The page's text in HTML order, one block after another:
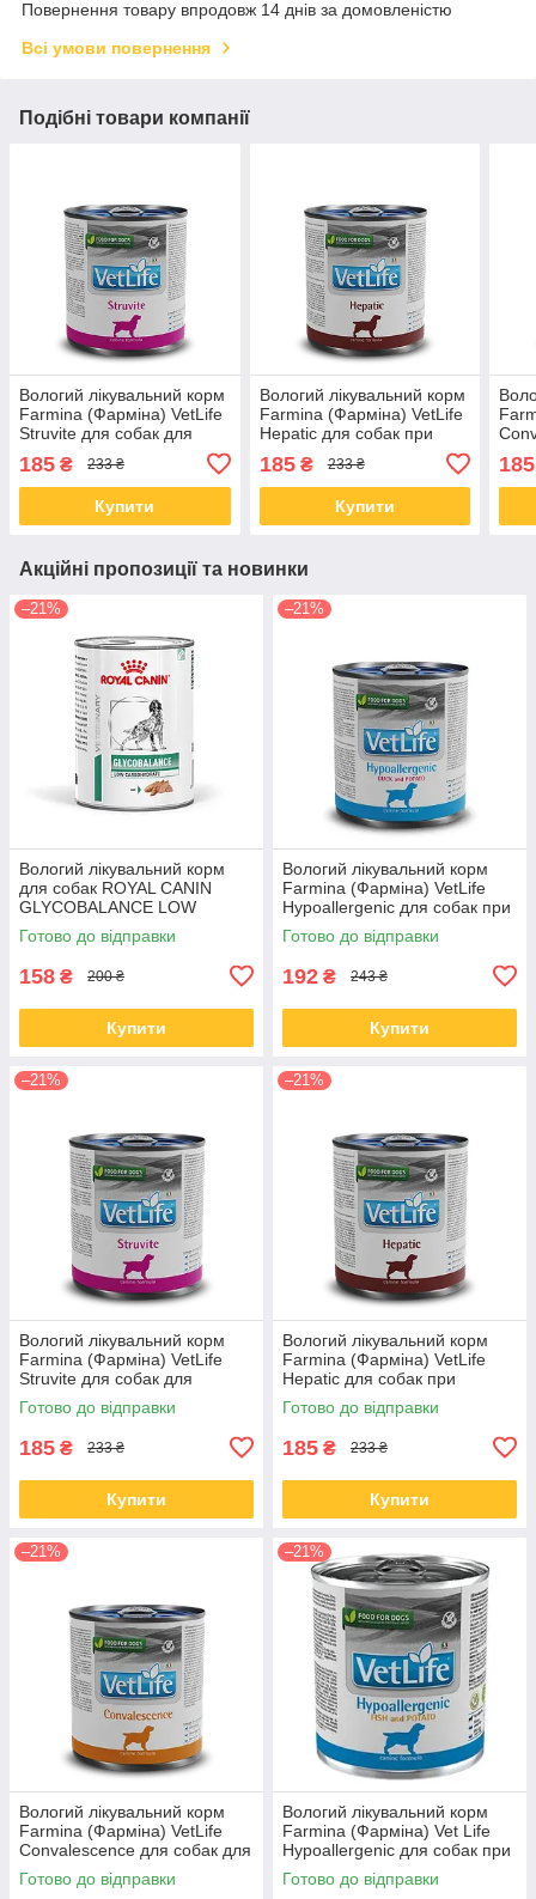
Повернення товару впродовж 14 днів за домовленістю
Всі умови повернення
Подібні товари компанії
Вологий лікувальний корм
Farmina (Фарміна) VetLife
Struvite для собак для
уролітів 300 гр
185 ₴ 233 ₴
Купити
Вологий лікувальний корм
Farmina (Фарміна) VetLife
Hepatic для собак при
недостатності 300 гр
185₴ 233 ₴
Купити
300
185
Акційні пропозиції та новинки
–21%
Вологий лікувальний корм
для собак ROYAL CANIN
GLYCOBALANCE LOW
CARBOHYDRATE DOG (Роял
Канін Глюкобеленс) 410 гр
Готово до відправки
158 ₴ 200 ₴
Купити
–21%
Вологий лікувальний корм
Farmina (Фарміна) VetLife
Hypoallergenic для собак при
харчовій алергії з качкою та
картоплею 300 гр
Готово до відправки
192 ₴ 243 ₴
Купити
–21%
Вологий лікувальний корм
Farmina (Фарміна) VetLife
Struvite для собак для
розчинення струвітних
уролітів 300 гр
Готово до відправки
185 ₴ 233 ₴
Купити
–21%
Вологий лікувальний корм
Farmina (Фарміна) VetLife
Hepatic для собак при
хронічній печінковій
недостатності 300 гр
Готово до відправки
185 ₴ 233 ₴
Купити
–21%
Вологий лікувальний корм
Farmina (Фарміна) VetLife
Convalescence для собак для
відновлення харчування та
одужання 300 гр
Готово до відправки
–21%
Вологий лікувальний корм
Farmina (Фарміна) Vet Life
Hypoallergenic для собак при
харчовій алергії 300 гр
Готово до відправки